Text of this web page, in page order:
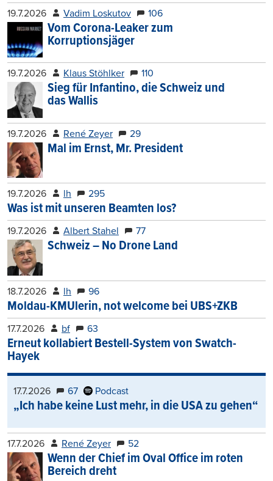
19.7.2026 Vadim Loskutov 106
Vom Corona-Leaker zum
Korruptionsjäger
19.7.2026 Klaus Stöhlker 110
Sieg für Infantino, die Schweiz und
das Wallis
19.7.2026 René Zeyer 29
Mal im Ernst, Mr. President
19.7.2026 lh 295
Was ist mit unseren Beamten los?
19.7.2026 Albert Stahel 77
Schweiz – No Drone Land
18.7.2026 lh 96
Moldau-KMUlerin, not welcome bei UBS+ZKB
17.7.2026 bf 63
Erneut kollabiert Bestell-System von Swatch-
Hayek
17.7.2026 67 Podcast
„Ich habe keine Lust mehr, in die USA zu gehen“
17.7.2026 René Zeyer 52
Wenn der Chief im Oval Office im roten
Bereich dreht